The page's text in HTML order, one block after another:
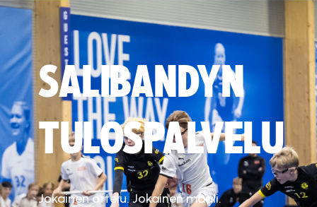
SALIBANDYN
TULOSPALVELU
Jokainen ottelu. Jokainen maali.